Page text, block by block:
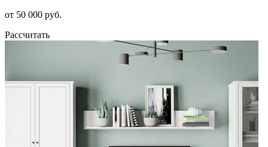
от 50 000 руб.
Рассчитать